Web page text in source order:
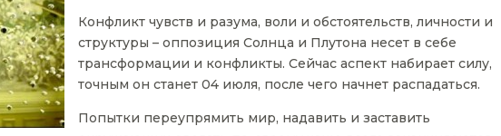
Конфликт чувств и разума, воли и обстоятельств, личности и
структуры – оппозиция Солнца и Плутона несет в себе
трансформации и конфликты. Сейчас аспект набирает силу,
точным он станет 04 июля, после чего начнет распадаться.
Попытки переупрямить мир, надавить и заставить